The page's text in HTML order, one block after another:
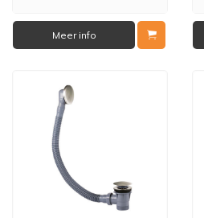
Meer info